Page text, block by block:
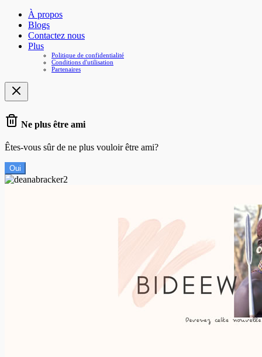
À propos
Blogs
Contactez nous
Plus
Politique de confidentialité
Conditions d'utilisation
Partenaires
Ne plus être ami
Êtes-vous sûr de ne plus vouloir être ami?
Oui